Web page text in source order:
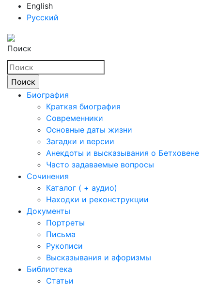
English
Русский
Поиск
Биография
Краткая биография
Современники
Основные даты жизни
Загадки и версии
Анекдоты и высказывания о Бетховене
Часто задаваемые вопросы
Сочинения
Каталог ( + аудио)
Находки и реконструкции
Документы
Портреты
Письма
Рукописи
Высказывания и афоризмы
Библиотека
Статьи